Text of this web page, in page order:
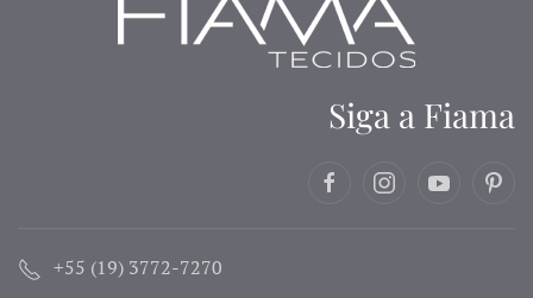
Siga a Fiama
+55 (19) 3772-7270